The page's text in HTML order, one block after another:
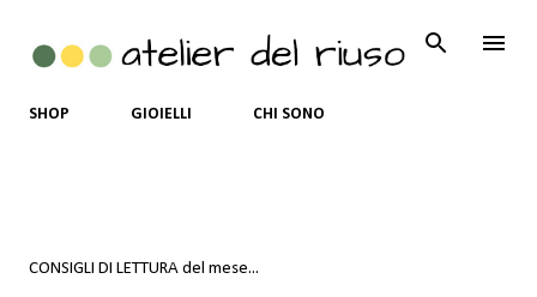
Passa ai contenuti principali
SHOP GIOIELLI CHI SONO
CONSIGLI DI LETTURA del mese...